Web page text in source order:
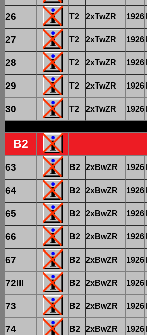
26 T2 2xTwZR 1926
27 T2 2xTwZR 1926
28 T2 2xTwZR 1926
29 T2 2xTwZR 1926
30 T2 2xTwZR 1926
B2
63
B2 2xBwZR 1926
64 B2 2xBwZR 1926
65 B2 2xBwZR 1926
66 B2 2xBwZR 1926
67 B2 2xBwZR 1926
72III B2 2xBwZR 1926
73 B2 2xBwZR 1926
74 B2 2xBwZR 1926